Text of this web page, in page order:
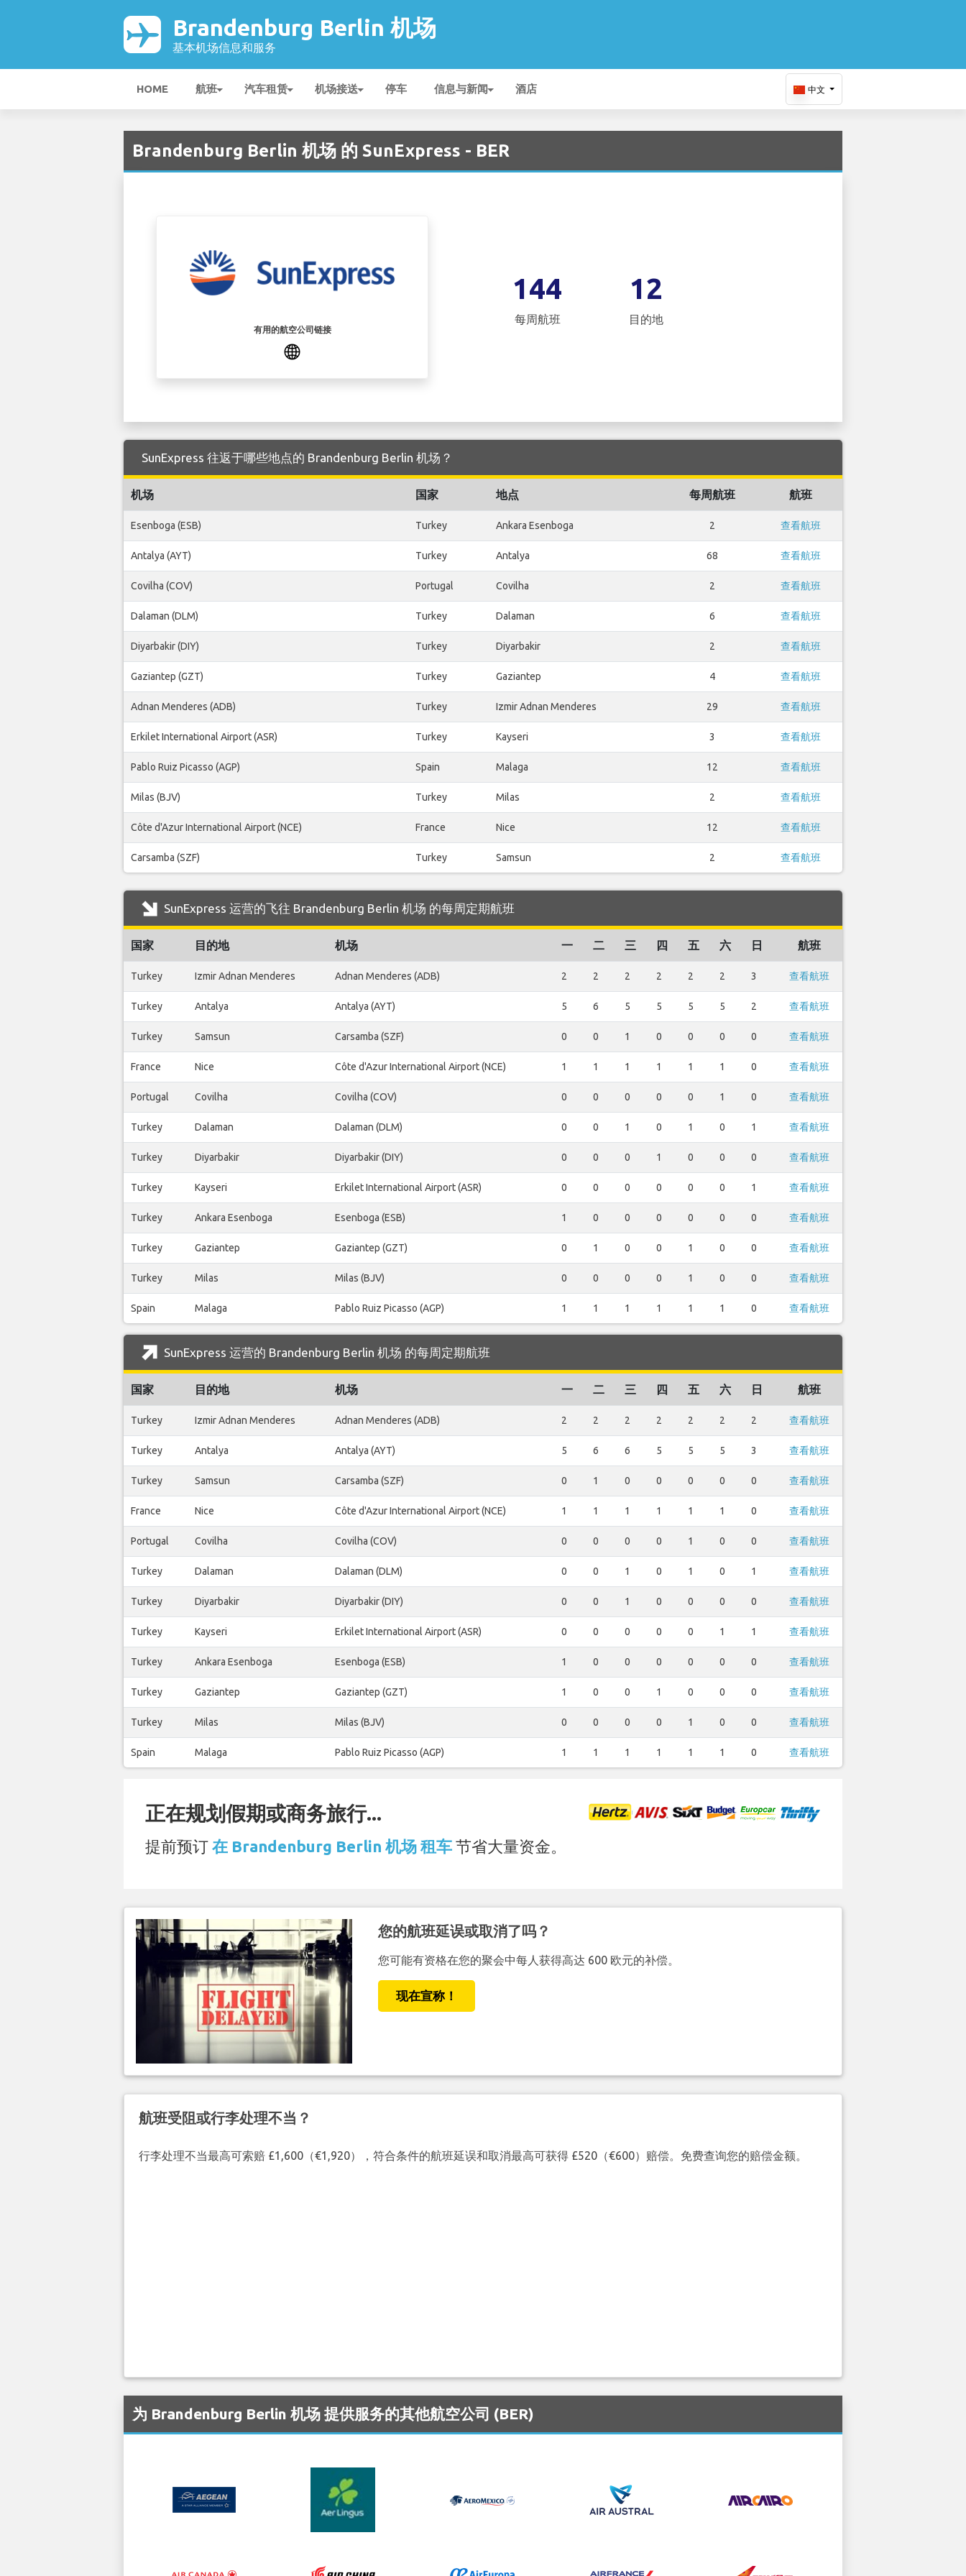
Brandenburg Berlin 机场
基本机场信息和服务
HOME 航班 汽车租赁 机场接送 停车 信息与新闻 酒店 中文
Brandenburg Berlin 机场 的 SunExpress - BER
有用的航空公司链接
144
每周航班
12
目的地
SunExpress 往返于哪些地点的 Brandenburg Berlin 机场？
机场 国家 地点 每周航班 航班
Esenboga (ESB) Turkey Ankara Esenboga 2 查看航班
Antalya (AYT) Turkey Antalya 68 查看航班
Covilha (COV) Portugal Covilha 2 查看航班
Dalaman (DLM) Turkey Dalaman 6 查看航班
Diyarbakir (DIY) Turkey Diyarbakir 2 查看航班
Gaziantep (GZT) Turkey Gaziantep 4 查看航班
Adnan Menderes (ADB) Turkey Izmir Adnan Menderes 29 查看航班
Erkilet International Airport (ASR) Turkey Kayseri 3 查看航班
Pablo Ruiz Picasso (AGP) Spain Malaga 12 查看航班
Milas (BJV) Turkey Milas 2 查看航班
Côte d'Azur International Airport (NCE) France Nice 12 查看航班
Carsamba (SZF) Turkey Samsun 2 查看航班
SunExpress 运营的飞往 Brandenburg Berlin 机场 的每周定期航班
国家 目的地 机场 一 二 三 四 五 六 日 航班
Turkey Izmir Adnan Menderes Adnan Menderes (ADB) 2 2 2 2 2 2 3 查看航班
Turkey Antalya Antalya (AYT) 5 6 5 5 5 5 2 查看航班
Turkey Samsun Carsamba (SZF) 0 0 1 0 0 0 0 查看航班
France Nice Côte d'Azur International Airport (NCE) 1 1 1 1 1 1 0 查看航班
Portugal Covilha Covilha (COV) 0 0 0 0 0 1 0 查看航班
Turkey Dalaman Dalaman (DLM) 0 0 1 0 1 0 1 查看航班
Turkey Diyarbakir Diyarbakir (DIY) 0 0 0 1 0 0 0 查看航班
Turkey Kayseri Erkilet International Airport (ASR) 0 0 0 0 0 0 1 查看航班
Turkey Ankara Esenboga Esenboga (ESB) 1 0 0 0 0 0 0 查看航班
Turkey Gaziantep Gaziantep (GZT) 0 1 0 0 1 0 0 查看航班
Turkey Milas Milas (BJV) 0 0 0 0 1 0 0 查看航班
Spain Malaga Pablo Ruiz Picasso (AGP) 1 1 1 1 1 1 0 查看航班
SunExpress 运营的 Brandenburg Berlin 机场 的每周定期航班
国家 目的地 机场 一 二 三 四 五 六 日 航班
Turkey Izmir Adnan Menderes Adnan Menderes (ADB) 2 2 2 2 2 2 2 查看航班
Turkey Antalya Antalya (AYT) 5 6 6 5 5 5 3 查看航班
Turkey Samsun Carsamba (SZF) 0 1 0 0 0 0 0 查看航班
France Nice Côte d'Azur International Airport (NCE) 1 1 1 1 1 1 0 查看航班
Portugal Covilha Covilha (COV) 0 0 0 0 1 0 0 查看航班
Turkey Dalaman Dalaman (DLM) 0 0 1 0 1 0 1 查看航班
Turkey Diyarbakir Diyarbakir (DIY) 0 0 1 0 0 0 0 查看航班
Turkey Kayseri Erkilet International Airport (ASR) 0 0 0 0 0 1 1 查看航班
Turkey Ankara Esenboga Esenboga (ESB) 1 0 0 0 0 0 0 查看航班
Turkey Gaziantep Gaziantep (GZT) 1 0 0 1 0 0 0 查看航班
Turkey Milas Milas (BJV) 0 0 0 0 1 0 0 查看航班
Spain Malaga Pablo Ruiz Picasso (AGP) 1 1 1 1 1 1 0 查看航班
正在规划假期或商务旅行...
提前预订 在 Brandenburg Berlin 机场 租车 节省大量资金。
您的航班延误或取消了吗？
您可能有资格在您的聚会中每人获得高达 600 欧元的补偿。
现在宣称！
航班受阻或行李处理不当？
行李处理不当最高可索赔 £1,600（€1,920），符合条件的航班延误和取消最高可获得 £520（€600）赔偿。免费查询您的赔偿金额。
为 Brandenburg Berlin 机场 提供服务的其他航空公司 (BER)